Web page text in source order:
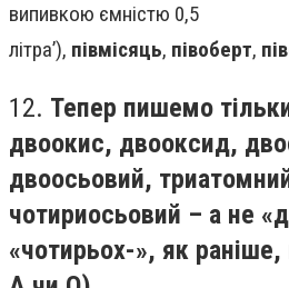
випивкою ємністю 0,5
літра’), півмісяць, півоберт,
12. Тепер пишемо
двоокис, двооксид,
двоосьовий,
чотириосьовий – а не
«чотирьох-», як